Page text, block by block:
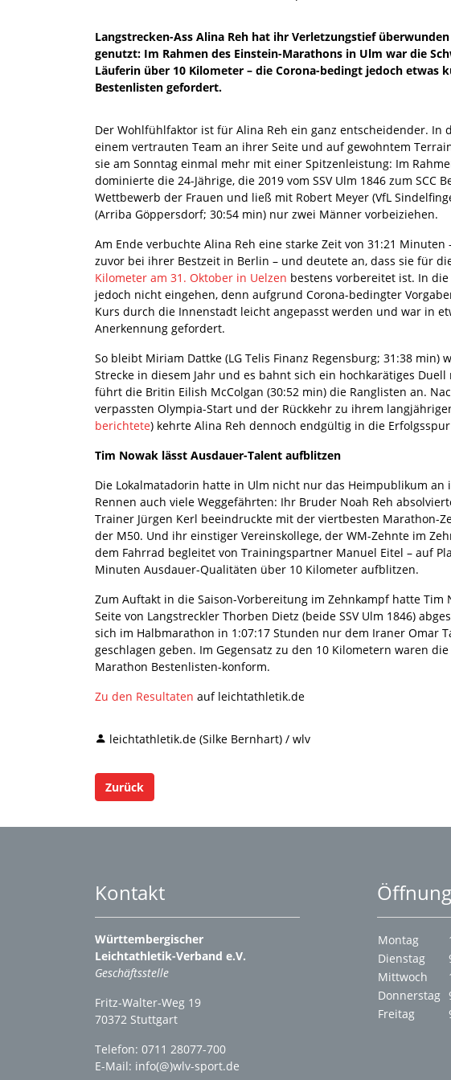
Langstrecken-Ass Alina Reh hat ihr Verletzungstief
genutzt: Im Rahmen des Einstein-Marathons in Ulm war die
Läuferin über 10 Kilometer – die Corona-bedingt jedoch etwas
Bestenlisten gefordert.
Der Wohlfühlfaktor ist für Alina Reh ein ganz entscheidender. In
einem vertrauten Team an ihrer Seite und auf gewohntem
sie am Sonntag einmal mehr mit einer Spitzenleistung: Im
dominierte die 24-Jährige, die 2019 vom SSV Ulm 1846 zum SCC
Wettbewerb der Frauen und ließ mit Robert Meyer (VfL
(Arriba Göppersdorf; 30:54 min) nur zwei Männer vorbeiziehen.
Am Ende verbuchte Alina Reh eine starke Zeit von 31:21
zuvor bei ihrer Bestzeit in Berlin – und deutete an, dass sie für
Kilometer am 31. Oktober in Uelzen bestens vorbereitet ist. In
jedoch nicht eingehen, denn aufgrund Corona-bedingter
Kurs durch die Innenstadt leicht angepasst werden und war in
Anerkennung gefordert.
So bleibt Miriam Dattke (LG Telis Finanz Regensburg; 31:38
Strecke in diesem Jahr und es bahnt sich ein hochkarätiges
führt die Britin Eilish McColgan (30:52 min) die Ranglisten an.
verpassten Olympia-Start und der Rückkehr zu ihrem
berichtete) kehrte Alina Reh dennoch endgültig in die
Tim Nowak lässt Ausdauer-Talent aufblitzen
Die Lokalmatadorin hatte in Ulm nicht nur das Heimpublikum
Rennen auch viele Weggefährten: Ihr Bruder Noah Reh
Trainer Jürgen Kerl beeindruckte mit der viertbesten Marathon-
der M50. Und ihr einstiger Vereinskollege, der WM-Zehnte im
dem Fahrrad begleitet von Trainingspartner Manuel Eitel – auf
Minuten Ausdauer-Qualitäten über 10 Kilometer aufblitzen.
Zum Auftakt in die Saison-Vorbereitung im Zehnkampf hatte
Seite von Langstreckler Thorben Dietz (beide SSV Ulm 1846)
sich im Halbmarathon in 1:07:17 Stunden nur dem Iraner Omar
geschlagen geben. Im Gegensatz zu den 10 Kilometern waren
Marathon Bestenlisten-konform.
Zu den Resultaten auf leichtathletik.de
leichtathletik.de (Silke Bernhart) / wlv
Zurück
Kontakt
Württembergischer
Leichtathletik-Verband e.V.
Geschäftsstelle
Fritz-Walter-Weg 19
70372 Stuttgart
Telefon: 0711 28077-700
E-Mail: info(@)wlv-sport.de
Montag
Dienstag
Mittwoch
Donnerstag
Freitag